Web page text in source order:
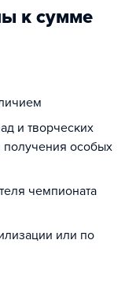
к сумме
и творческих
получения особых
чемпионата
или по